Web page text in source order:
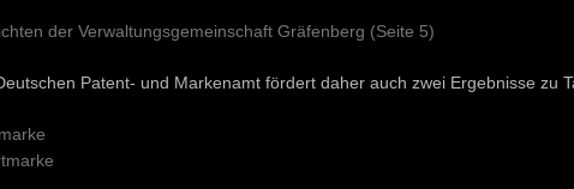
der Verwaltungsgemeinschaft Gräfenberg (Seite 5)
Patent- und Markenamt fördert daher auch zwei Ergebnisse zu